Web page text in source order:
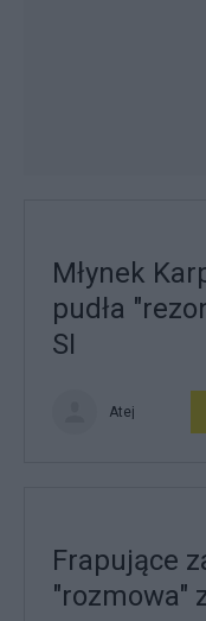
Młynek
pudła
SI
Atej
Frapujące
"rozmowa"